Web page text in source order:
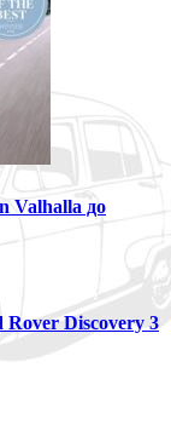
Valhalla до
Discovery 3